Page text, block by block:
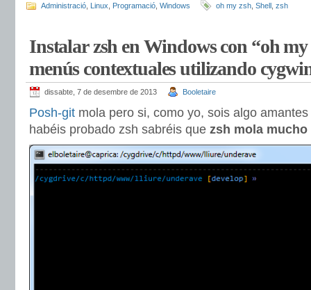
Administració Linux Programació Windows oh my zsh Shell zsh
Instalar zsh en Windows con “oh my
menús contextuales utilizando
dissabte, 7 de desembre de 2013 Booletaire
Posh-git mola pero si, como yo, sois algo
habéis probado zsh sabréis que zsh mola mucho